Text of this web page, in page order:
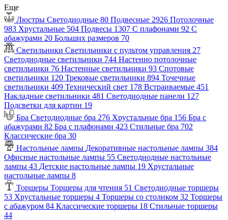
Еще
Люстры Светодиодные 80 Подвесные 2926 Потолочные
983 Хрустальные 504 Подвесы 1307 С плафонами 92 С
абажурами 20 Больших размеров 70
Светильники Светильники с пультом управления 27
Светодиодные светильники 744 Настенно потолочные
светильники 76 Настенные светильники 93 Спотовые
светильники 120 Трековые светильники 894 Точечные
светильники 409 Технический свет 178 Встраиваемые 451
Накладные светильники 481 Светодиодные панели 127
Подсветки для картин 19
Бра Светодиодные бра 276 Хрустальные бра 156 Бра с
абажурами 82 Бра с плафонами 423 Стильные бра 702
Классические бра 30
Настольные лампы Декоративные настольные лампы 384
Офисные настольные лампы 55 Светодиодные настольные
лампы 43 Детские настольные лампы 19 Хрустальные
настольные лампы 8
Торшеры Торшеры для чтения 51 Светодиодные торшеры
53 Хрустальные торшеры 4 Торшеры со столиком 32 Торшеры
с абажуром 84 Классические торшеры 18 Стильные торшеры
44